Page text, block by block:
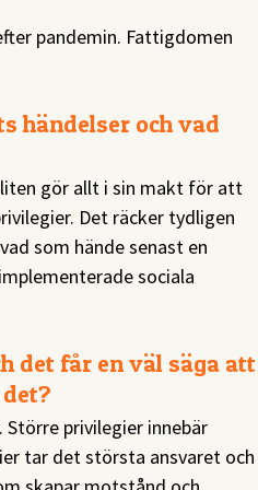
pandemin. Fattigdomen
händelser och vad
gör allt i sin makt för att
Det räcker tydligen
som hände senast en
sociala
det får en väl säga att
privilegier innebär
tar det största ansvaret och